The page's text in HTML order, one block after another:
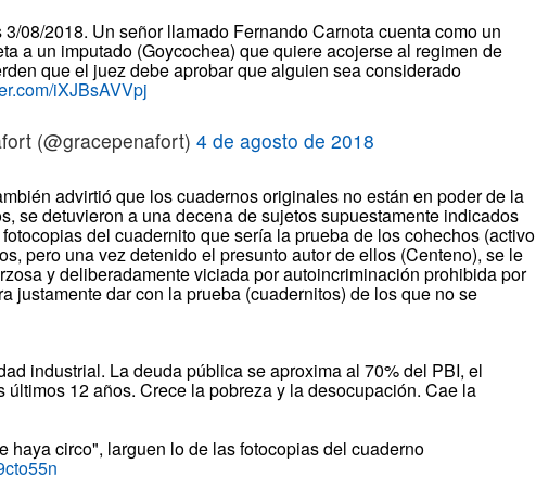
08/2018. Un señor llamado Fernando Carnota cuenta como un
a un imputado (Goycochea) que quiere acojerse al regimen de
que el juez debe aprobar que alguien sea considerado
iXJBsAVVpj
(@gracepenafort)4 de agosto de 2018
advirtió que los cuadernos originales no están en poder de la
se detuvieron a una decena de sujetos supuestamente indicados
del cuadernito que sería la prueba de los cohechos (activo
pero una vez detenido el presunto autor de ellos (Centeno), se le
y deliberadamente viciada por autoincriminación prohibida por
justamente dar con la prueba (cuadernitos) de los que no se
industrial. La deuda pública se aproxima al 70% del PBI, el
últimos 12 años. Crece la pobreza y la desocupación. Cae la
haya circo", larguen lo de las fotocopias del cuaderno